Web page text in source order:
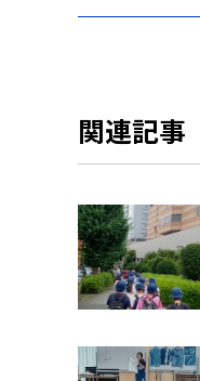
関連記事